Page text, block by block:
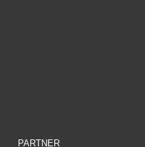
PARTNER